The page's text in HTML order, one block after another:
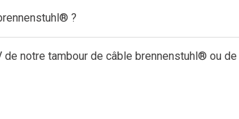
?
notre tambour de câble brennenstuhl® ou de